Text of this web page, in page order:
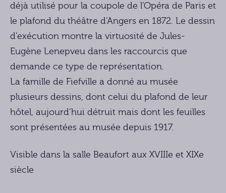
déjà utilisé pour la coupole de l’Opéra de Paris et
le plafond du théâtre d’Angers en 1872. Le dessin
d’exécution montre la virtuosité de Jules-
Eugène Lenepveu dans les raccourcis que
demande ce type de représentation.
La famille de Fiefville a donné au musée
plusieurs dessins, dont celui du plafond de leur
hôtel, aujourd’hui détruit mais dont les feuilles
sont présentées au musée depuis 1917.
Visible dans la salle Beaufort aux XVIIIe et XIXe
siècle